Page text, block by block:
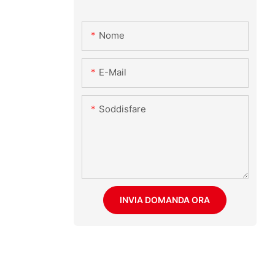
Nome
E-Mail
Soddisfare
INVIA DOMANDA ORA